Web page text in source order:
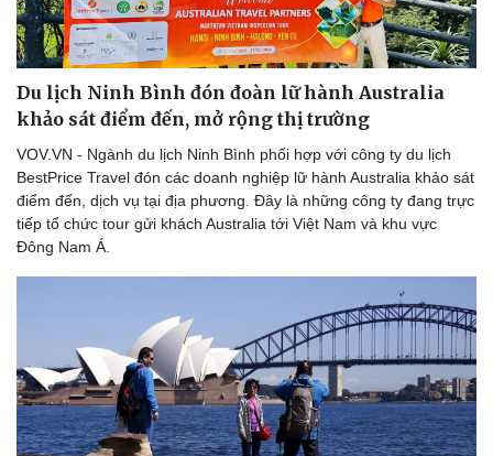
Du lịch Ninh Bình đón đoàn lữ hành Australia
khảo sát điểm đến, mở rộng thị trường
VOV.VN - Ngành du lịch Ninh Bình phối hợp với công ty du lịch
BestPrice Travel đón các doanh nghiệp lữ hành Australia khảo sát
điểm đến, dịch vụ tại địa phương. Đây là những công ty đang trực
tiếp tổ chức tour gửi khách Australia tới Việt Nam và khu vực
Đông Nam Á.